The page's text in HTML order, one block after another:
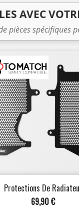
AVEC
pièces spécifiques
Protections De
Prix
69,90 €